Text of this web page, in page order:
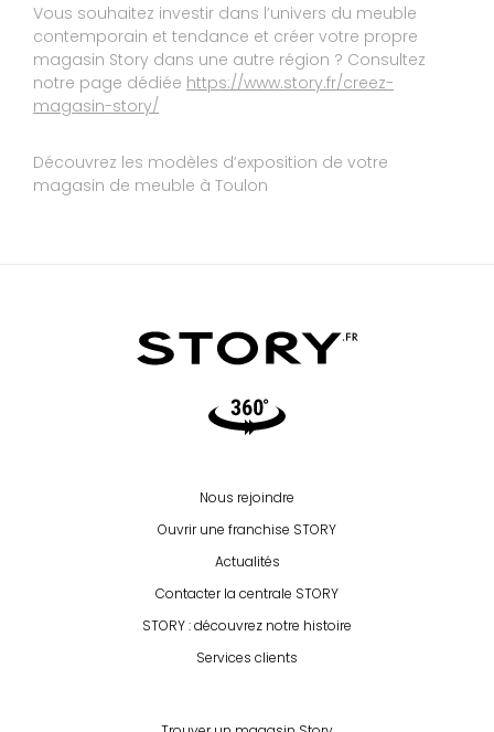
Publié le 20/04/2022
Avis Guest Suite
10
Pour l’instant nous n’avons pas réussi à être
remercions d'avoir pris le temps de laisser un
avis. Au plaisir L'équipe STORY LA VALETTE
Expérience du 16/03/2022
Frais de livraison et erreur dans la livraison
Réponse de STORY TOULON :
Vous souhaitez investir dans l’univers du meuble
contemporain et tendance et créer votre propre
magasin Story dans une autre région ? Consultez
notre page dédiée https://www.story.fr/creez-
magasin-story/
Découvrez les modèles d’exposition de votre
magasin de meuble à Toulon
Video360
Nous rejoindre
Ouvrir une franchise STORY
Actualités
Contacter la centrale STORY
STORY : découvrez notre histoire
Services clients